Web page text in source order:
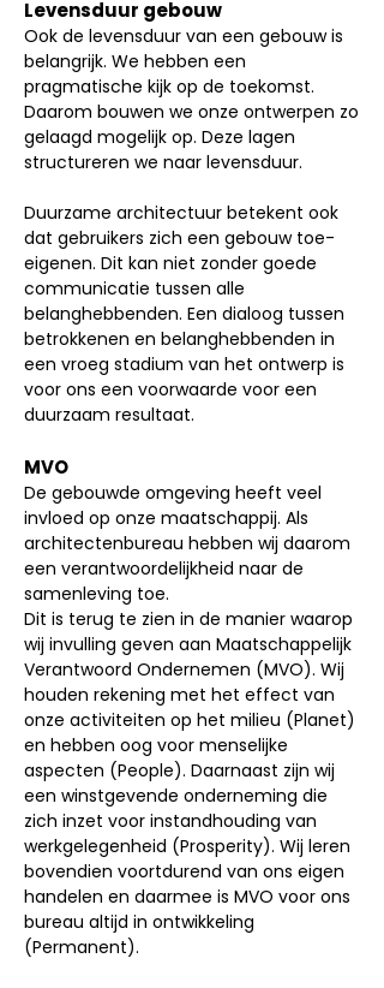
Levensduur gebouw
Ook de levensduur van een gebouw is
belangrijk. We hebben een
pragmatische kijk op de toekomst.
Daarom bouwen we onze ontwerpen zo
gelaagd mogelijk op. Deze lagen
structureren we naar levensduur.
Duurzame architectuur betekent ook
dat gebruikers zich een gebouw toe-
eigenen. Dit kan niet zonder goede
communicatie tussen alle
belanghebbenden. Een dialoog tussen
betrokkenen en belanghebbenden in
een vroeg stadium van het ontwerp is
voor ons een voorwaarde voor een
duurzaam resultaat.
MVO
De gebouwde omgeving heeft veel
invloed op onze maatschappij. Als
architectenbureau hebben wij daarom
een verantwoordelijkheid naar de
samenleving toe.
Dit is terug te zien in de manier waarop
wij invulling geven aan Maatschappelijk
Verantwoord Ondernemen (MVO). Wij
houden rekening met het effect van
onze activiteiten op het milieu (Planet)
en hebben oog voor menselijke
aspecten (People). Daarnaast zijn wij
een winstgevende onderneming die
zich inzet voor instandhouding van
werkgelegenheid (Prosperity). Wij leren
bovendien voortdurend van ons eigen
handelen en daarmee is MVO voor ons
bureau altijd in ontwikkeling
(Permanent).